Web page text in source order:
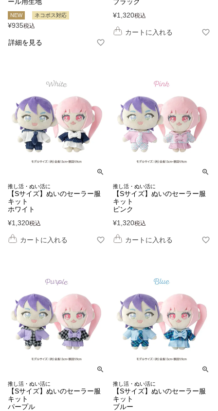
NEW ネコポス対応
¥935税込
詳細を見る
¥1,320税込
カートに入れる
推し活・ぬい活に
【Sサイズ】ぬいのセーラー服
キット
ホワイト
¥1,320税込
カートに入れる
推し活・ぬい活に
【Sサイズ】ぬいのセーラー服
キット
ピンク
¥1,320税込
カートに入れる
推し活・ぬい活に
【Sサイズ】ぬいのセーラー服
キット
パープル
推し活・ぬい活に
【Sサイズ】ぬいのセーラー服
キット
ブルー